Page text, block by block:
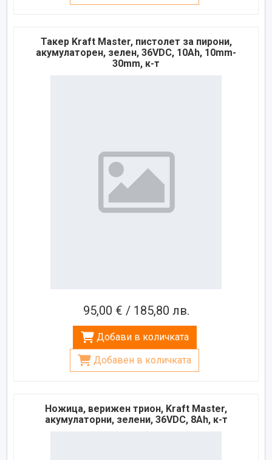
Такер Kraft Master, пистолет за пирони,
акумулаторен, зелен, 36VDC, 10Ah, 10mm-
30mm, к-т
95,00 € / 185,80 лв.
Добави в количката
Добавен в количката
Ножица, верижен трион, Kraft Master,
акумулаторни, зелени, 36VDC, 8Ah, к-т